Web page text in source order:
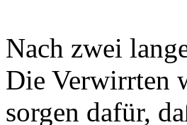
Nach zwei
Die Verwirrten
sorgen dafür,